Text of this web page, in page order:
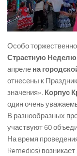
Особо
Страстную Неделю
апреле на
отнесены к
значения». Корпус
один очень
В разнообразных
участвуют 60
На время
Remedios)